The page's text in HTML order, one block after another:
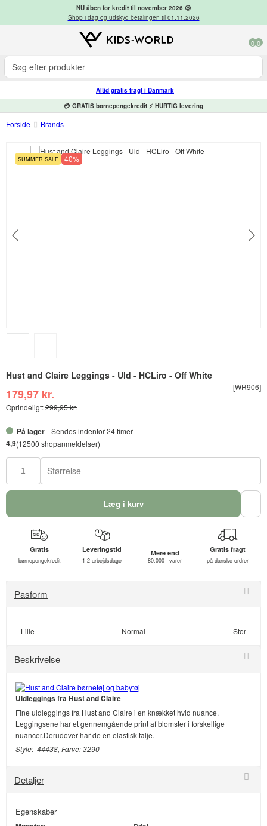
NU åben for kredit til november 2026 😍
Shop i dag og udskyd betalingen til 01.11.2026
0 0
Altid gratis fragt i Danmark
💳 GRATIS børnepengekredit ⚡ HURTIG levering
Forside Brands
SUMMER SALE 40%
Hust and Claire Leggings - Uld - HCLiro - Off White
[WR906]
179,97 kr.
Oprindeligt:299,95 kr.
På lager - Sendes indenfor 24 timer
4,9(12500 shopanmeldelser)
Størrelse
Læg i kurv
Gratis
børnepengekredit
Leveringstid
1-2 arbejdsdage
Mere end
80.000+ varer
Gratis fragt
på danske ordrer
Pasform
Lille Normal Stor
Beskrivelse
Uldleggings fra Hust and Claire
Fine uldleggings fra Hust and Claire i en knækket hvid nuance.
Leggingsene har et gennemgående print af blomster i forskellige
nuancer.Derudover har de en elastisk talje.
Style: 44438, Farve: 3290
Detaljer
Egenskaber